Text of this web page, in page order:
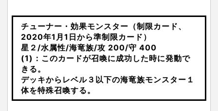
チューナー・効果モンスター（制限カード、
2020年1月1日から準制限カード）
星２/水属性/海竜族/攻 200/守 400
(1)：このカードが召喚に成功した時に発動で
きる。
デッキからレベル３以下の海竜族モンスター１
体を特殊召喚する。